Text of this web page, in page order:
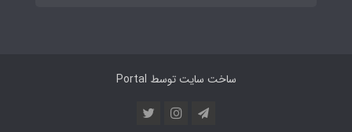
ساخت سایت توسط Portal